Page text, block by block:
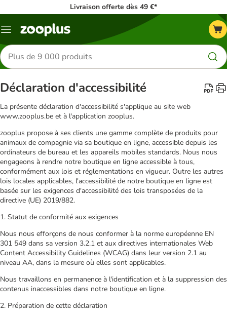
Livraison offerte dès 49 €*
Menu
Rechercher
des
produits
Déclaration d'accessibilité
La présente déclaration d'accessibilité s'applique au site web
www.zooplus.be et à l'application zooplus.
zooplus propose à ses clients une gamme complète de produits pour
animaux de compagnie via sa boutique en ligne, accessible depuis les
ordinateurs de bureau et les appareils mobiles standards. Nous nous
engageons à rendre notre boutique en ligne accessible à tous,
conformément aux lois et réglementations en vigueur. Outre les autres
lois locales applicables, l'accessibilité de notre boutique en ligne est
basée sur les exigences d'accessibilité des lois transposées de la
directive (UE) 2019/882.
1. Statut de conformité aux exigences
Nous nous efforçons de nous conformer à la norme européenne EN
301 549 dans sa version 3.2.1 et aux directives internationales Web
Content Accessibility Guidelines (WCAG) dans leur version 2.1 au
niveau AA, dans la mesure où elles sont applicables.
Nous travaillons en permanence à l'identification et à la suppression des
contenus inaccessibles dans notre boutique en ligne.
2. Préparation de cette déclaration